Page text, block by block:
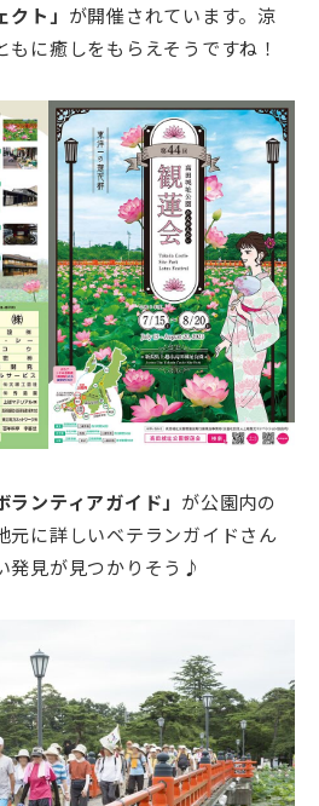
クト」 が開催されています。涼
に癒しをもらえそうですね！
ランティアガイド」 が公園内の
元に詳しいベテランガイドさん
発見が見つかりそう♪